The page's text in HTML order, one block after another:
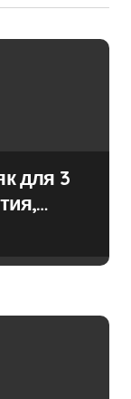
для 3